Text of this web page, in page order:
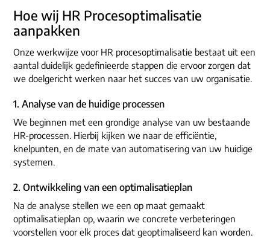
Hoe wij HR Procesoptimalisatie
aanpakken
Onze werkwijze voor HR procesoptimalisatie bestaat uit een
aantal duidelijk gedefinieerde stappen die ervoor zorgen dat
we doelgericht werken naar het succes van uw organisatie.
1. Analyse van de huidige processen
We beginnen met een grondige analyse van uw bestaande
HR-processen. Hierbij kijken we naar de efficiëntie,
knelpunten, en de mate van automatisering van uw huidige
systemen.
2. Ontwikkeling van een optimalisatieplan
Na de analyse stellen we een op maat gemaakt
optimalisatieplan op, waarin we concrete verbeteringen
voorstellen voor elk proces dat geoptimaliseerd kan worden.